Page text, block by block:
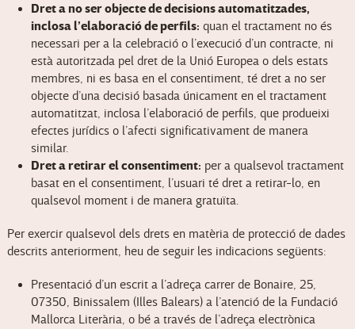
Dret a no ser objecte de decisions automatitzades,
inclosa l’elaboració de perfils: quan el tractament no és
necessari per a la celebració o l’execució d’un contracte, ni
està autoritzada pel dret de la Unió Europea o dels estats
membres, ni es basa en el consentiment, té dret a no ser
objecte d’una decisió basada únicament en el tractament
automatitzat, inclosa l’elaboració de perfils, que produeixi
efectes jurídics o l’afecti significativament de manera
similar.
Dret a retirar el consentiment: per a qualsevol tractament
basat en el consentiment, l’usuari té dret a retirar-lo, en
qualsevol moment i de manera gratuïta.
Per exercir qualsevol dels drets en matèria de protecció de dades
descrits anteriorment, heu de seguir les indicacions següents:
Presentació d’un escrit a l’adreça carrer de Bonaire, 25,
07350, Binissalem (Illes Balears) a l’atenció de la Fundació
Mallorca Literària, o bé a través de l’adreça electrònica